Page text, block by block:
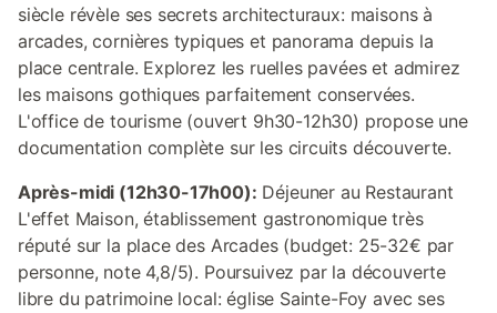
siècle révèle ses secrets architecturaux: maisons à
arcades, cornières typiques et panorama depuis la
place centrale. Explorez les ruelles pavées et admirez
les maisons gothiques parfaitement conservées.
L'office de tourisme (ouvert 9h30-12h30) propose une
documentation complète sur les circuits découverte.
Après-midi (12h30-17h00): Déjeuner au Restaurant
L'effet Maison, établissement gastronomique très
réputé sur la place des Arcades (budget: 25-32€ par
personne, note 4,8/5). Poursuivez par la découverte
libre du patrimoine local: église Sainte-Foy avec ses